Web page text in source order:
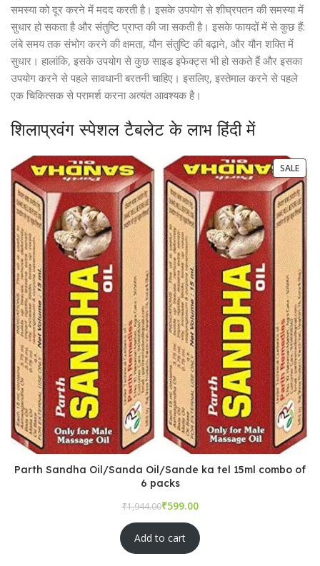
समस्या को दूर करने में मदद करती है। इसके उपयोग से शीघ्रपतन की समस्या में
सुधार हो सकता है और संतुष्टि प्राप्त की जा सकती है। इसके फायदों में से कुछ हैं:
लंबे समय तक संभोग करने की क्षमता, यौन संतुष्टि की बढ़ाने, और यौन शक्ति में
सुधार। हालांकि, इसके उपयोग से कुछ साइड इफेक्ट्स भी हो सकते हैं और इसका
उपयोग करने से पहले सावधानी बरतनी चाहिए। इसलिए, इस्तेमाल करने से पहले
एक चिकित्सक से परामर्श करना अत्यंत आवश्यक है।
शिलाप्रवंग स्पेशल टैबलेट के लाभ हिंदी में
SALE
Parth Sandha Oil/Sanda Oil/Sande ka tel 15ml combo of
6 packs
₹
₹
Add to cart